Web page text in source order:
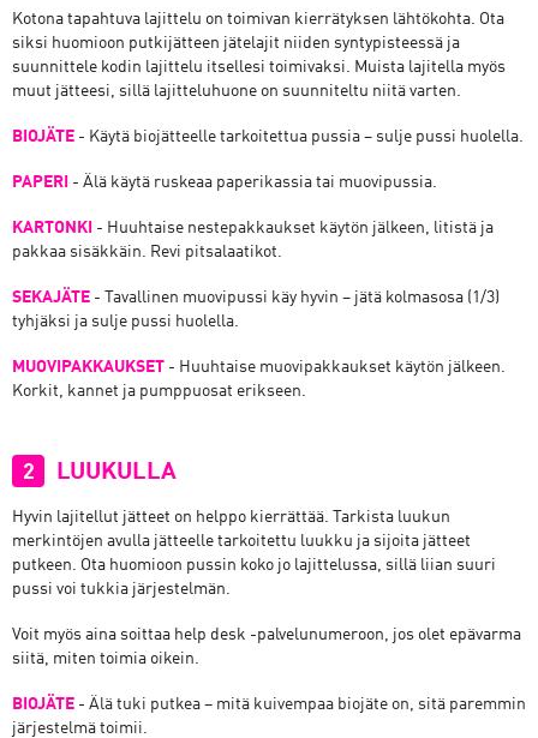
Kotona tapahtuva lajittelu on toimivan kierrätyksen lähtökohta. Ota
siksi huomioon putkijätteen jätelajit niiden syntypisteessä ja
suunnittele kodin lajittelu itsellesi toimivaksi. Muista lajitella myös
muut jätteesi, sillä lajitteluhuone on suunniteltu niitä varten.
BIOJÄTE - Käytä biojätteelle tarkoitettua pussia – sulje pussi huolella.
PAPERI - Älä käytä ruskeaa paperikassia tai muovipussia.
KARTONKI - Huuhtaise nestepakkaukset käytön jälkeen, litistä ja
pakkaa sisäkkäin. Revi pitsalaatikot.
SEKAJÄTE - Tavallinen muovipussi käy hyvin – jätä kolmasosa (1/3)
tyhjäksi ja sulje pussi huolella.
MUOVIPAKKAUKSET - Huuhtaise muovipakkaukset käytön jälkeen.
Korkit, kannet ja pumppuosat erikseen.
2 LUUKULLA
Hyvin lajitellut jätteet on helppo kierrättää. Tarkista luukun
merkintöjen avulla jätteelle tarkoitettu luukku ja sijoita jätteet
putkeen. Ota huomioon pussin koko jo lajittelussa, sillä liian suuri
pussi voi tukkia järjestelmän.
Voit myös aina soittaa help desk -palvelunumeroon, jos olet epävarma
siitä, miten toimia oikein.
BIOJÄTE - Älä tuki putkea – mitä kuivempaa biojäte on, sitä paremmin
järjestelmä toimii.